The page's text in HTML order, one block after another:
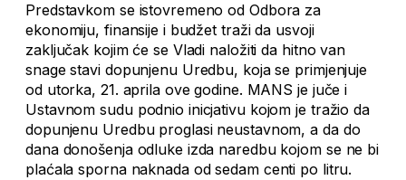
Predstavkom se istovremeno od Odbora za
ekonomiju, finansije i budžet traži da usvoji
zaključak kojim će se Vladi naložiti da hitno van
snage stavi dopunjenu Uredbu, koja se primjenjuje
od utorka, 21. aprila ove godine. MANS je juče i
Ustavnom sudu podnio inicjativu kojom je tražio da
dopunjenu Uredbu proglasi neustavnom, a da do
dana donošenja odluke izda naredbu kojom se ne bi
plaćala sporna naknada od sedam centi po litru.